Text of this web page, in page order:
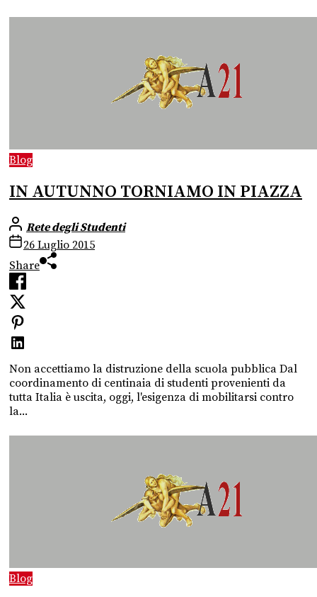
Blog
IN AUTUNNO TORNIAMO IN PIAZZA
Rete degli Studenti
26 Luglio 2015
Share
Non accettiamo la distruzione della scuola pubblica Dal
coordinamento di centinaia di studenti provenienti da
tutta Italia è uscita, oggi, l'esigenza di mobilitarsi contro
la...
Blog